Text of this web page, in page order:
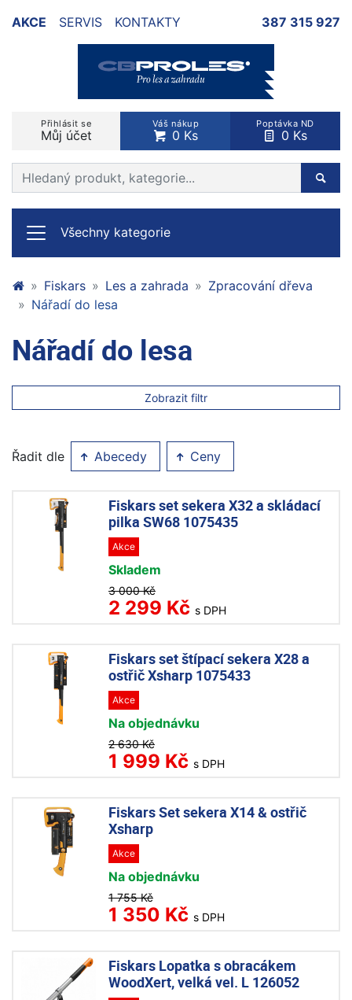
AKCE SERVIS KONTAKTY 387 315 927
Přihlásit se
Můj účet
Váš nákup
0 Ks
Poptávka ND
0 Ks
Prohledat web
Všechny kategorie
Fiskars Les a zahrada
Zpracování dřeva
Nářadí do lesa
Nářadí do lesa
Zobrazit filtr
Řadit dle Abecedy Ceny
Fiskars set sekera X32 a skládací
pilka SW68 1075435
Akce
Skladem
3 000 Kč
2 299 Kč s DPH
Fiskars set štípací sekera X28 a
ostřič Xsharp 1075433
Akce
Na objednávku
2 630 Kč
1 999 Kč s DPH
Fiskars Set sekera X14 & ostřič
Xsharp
Akce
Na objednávku
1 755 Kč
1 350 Kč s DPH
Fiskars Lopatka s obracákem
WoodXert, velká vel. L 126052